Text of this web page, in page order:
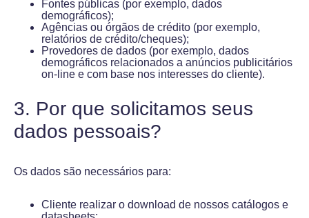
Fontes públicas (por exemplo, dados
demográficos);
Agências ou órgãos de crédito (por exemplo,
relatórios de crédito/cheques);
Provedores de dados (por exemplo, dados
demográficos relacionados a anúncios publicitários
on-line e com base nos interesses do cliente).
3. Por que solicitamos seus
dados pessoais?
Os dados são necessários para:
Cliente realizar o download de nossos catálogos e